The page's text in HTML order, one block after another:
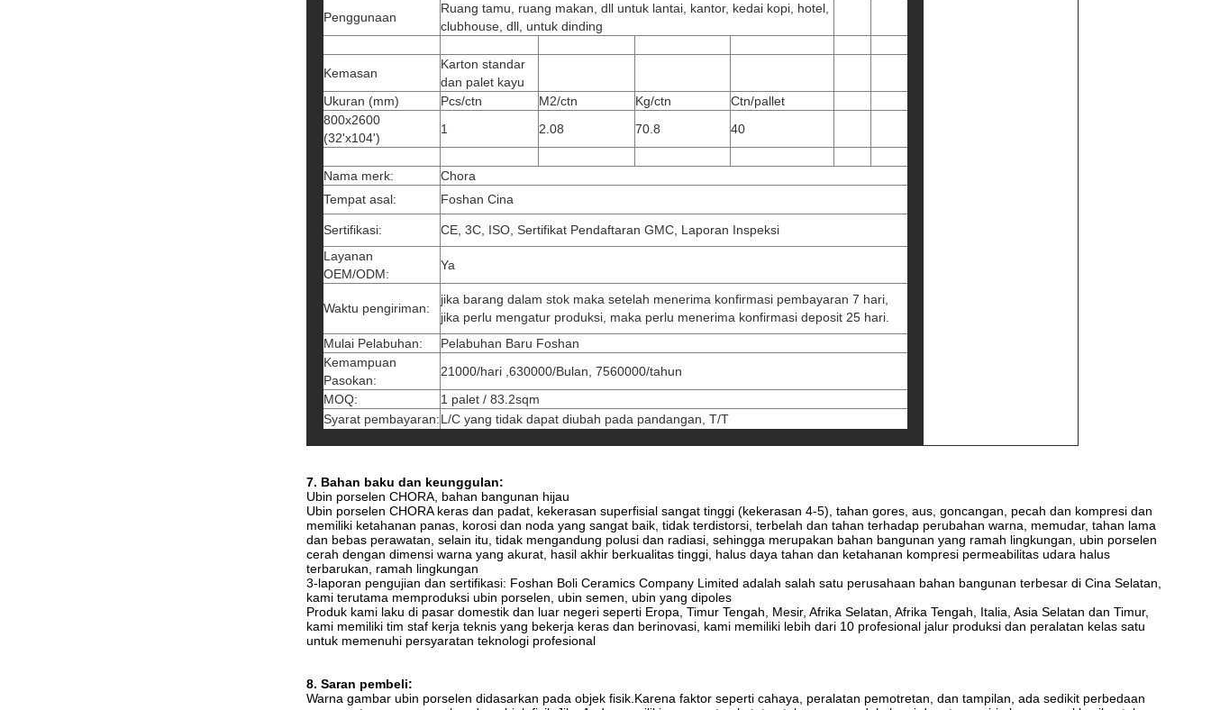
Penggunaan
Ruang tamu, ruang makan, dll untuk lantai, kantor, kedai kopi, hotel,
clubhouse, dll, untuk dinding
Kemasan
Karton standar
dan palet kayu
Ukuran (mm)
Pcs/ctn M2/ctn Kg/ctn
Ctn/pallet
800x2600
(32'x104')
1 2.08 70.8 40
Nama merk:
Chora
Tempat asal:
Foshan Cina
Sertifikasi:
CE, 3C, ISO, Sertifikat Pendaftaran GMC, Laporan Inspeksi
Layanan
OEM/ODM:
Ya
Waktu pengiriman:
jika barang dalam stok maka setelah menerima konfirmasi pembayaran 7 hari,
jika perlu mengatur produksi, maka perlu menerima konfirmasi deposit 25 hari.
Mulai Pelabuhan:
Pelabuhan Baru Foshan
Kemampuan
Pasokan:
21000/hari ,630000/Bulan, 7560000/tahun
MOQ:
1 palet / 83.2sqm
Syarat pembayaran:L/C yang tidak dapat diubah pada pandangan, T/T
7. Bahan baku dan keunggulan:
Ubin porselen CHORA, bahan bangunan hijau
Ubin porselen CHORA keras dan padat, kekerasan superfisial sangat tinggi (kekerasan 4-5), tahan gores, aus, goncangan, pecah dan kompresi dan
memiliki ketahanan panas, korosi dan noda yang sangat baik, tidak terdistorsi, terbelah dan tahan terhadap perubahan warna, memudar, tahan lama
dan bebas perawatan, selain itu, tidak mengandung polusi dan radiasi, sehingga merupakan bahan bangunan yang ramah lingkungan, ubin porselen
cerah dengan dimensi warna yang akurat, hasil akhir berkualitas tinggi, halus daya tahan dan ketahanan kompresi permeabilitas udara halus
terbarukan, ramah lingkungan
3-laporan pengujian dan sertifikasi: Foshan Boli Ceramics Company Limited adalah salah satu perusahaan bahan bangunan terbesar di Cina Selatan,
kami terutama memproduksi ubin porselen, ubin semen, ubin yang dipoles
Produk kami laku di pasar domestik dan luar negeri seperti Eropa, Timur Tengah, Mesir, Afrika Selatan, Afrika Tengah, Italia, Asia Selatan dan Timur,
kami memiliki tim staf kerja teknis yang bekerja keras dan berinovasi, kami memiliki lebih dari 10 profesional jalur produksi dan peralatan kelas satu
untuk memenuhi persyaratan teknologi profesional
8. Saran pembeli:
Warna gambar ubin porselen didasarkan pada objek fisik.Karena faktor seperti cahaya, peralatan pemotretan, dan tampilan, ada sedikit perbedaan